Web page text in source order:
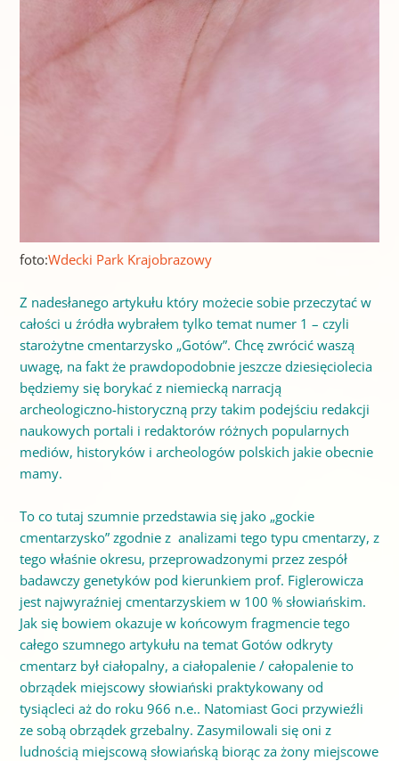
foto:Wdecki Park Krajobrazowy
Z nadesłanego artykułu który możecie sobie przeczytać w
całości u źródła wybrałem tylko temat numer 1 – czyli
starożytne cmentarzysko „Gotów”. Chcę zwrócić waszą
uwagę, na fakt że prawdopodobnie jeszcze dziesięciolecia
będziemy się borykać z niemiecką narracją
archeologiczno-historyczną przy takim podejściu redakcji
naukowych portali i redaktorów różnych popularnych
mediów, historyków i archeologów polskich jakie obecnie
mamy.
To co tutaj szumnie przedstawia się jako „gockie
cmentarzysko” zgodnie z analizami tego typu cmentarzy, z
tego właśnie okresu, przeprowadzonymi przez zespół
badawczy genetyków pod kierunkiem prof. Figlerowicza
jest najwyraźniej cmentarzyskiem w 100 % słowiańskim.
Jak się bowiem okazuje w końcowym fragmencie tego
całego szumnego artykułu na temat Gotów odkryty
cmentarz był ciałopalny, a ciałopalenie / całopalenie to
obrządek miejscowy słowiański praktykowany od
tysiącleci aż do roku 966 n.e.. Natomiast Goci przywieźli
ze sobą obrządek grzebalny. Zasymilowali się oni z
ludnością miejscową słowiańską biorąc za żony miejscowe